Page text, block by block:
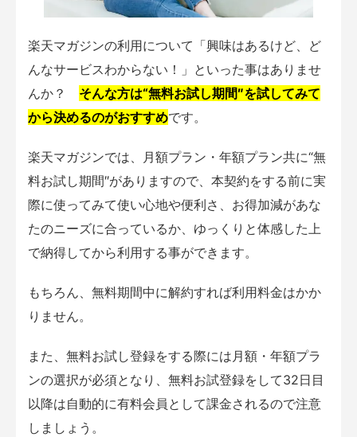
楽天マガジンの利用について「興味はあるけど、ど
んなサービスわからない！」といった事はありませ
んか？ そんな方は“無料お試し期間″を試してみて
から決めるのがおすすめです。
楽天マガジンでは、月額プラン・年額プラン共に“無
料お試し期間″がありますので、本契約をする前に実
際に使ってみて使い心地や便利さ、お得加減があな
たのニーズに合っているか、ゆっくりと体感した上
で納得してから利用する事ができます。
もちろん、無料期間中に解約すれば利用料金はかか
りません。
また、無料お試し登録をする際には月額・年額プラ
ンの選択が必須となり、無料お試登録をして32日目
以降は自動的に有料会員として課金されるので注意
しましょう。